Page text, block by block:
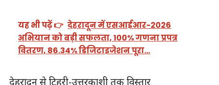
यह भी पढ़ें 👉 देहरादून में एसआईआर-2026
अभियान को बड़ी सफलता, 100% गणना प्रपत्र
वितरण, 86.34% डिजिटाइजेशन पूरा…
देहरादून से टिहरी-उत्तरकाशी तक विस्तार